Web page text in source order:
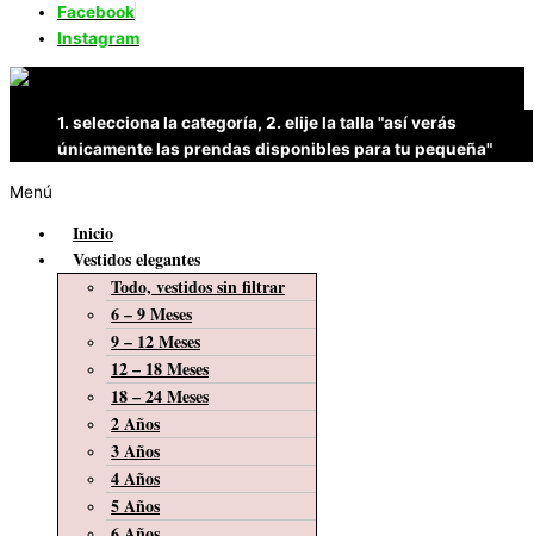
Facebook
Instagram
1. selecciona la categoría, 2. elije la talla "así verás
únicamente las prendas disponibles para tu pequeña"
Menú
Inicio
Vestidos elegantes
Todo, vestidos sin filtrar
6 – 9 Meses
9 – 12 Meses
12 – 18 Meses
18 – 24 Meses
2 Años
3 Años
4 Años
5 Años